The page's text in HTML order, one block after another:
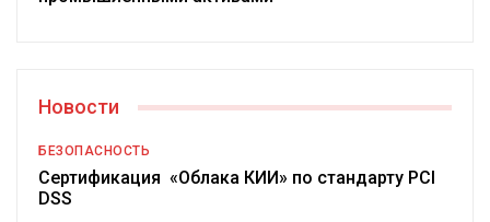
Новости
БЕЗОПАСНОСТЬ
Сертификация «Облака КИИ» по стандарту PCI
DSS